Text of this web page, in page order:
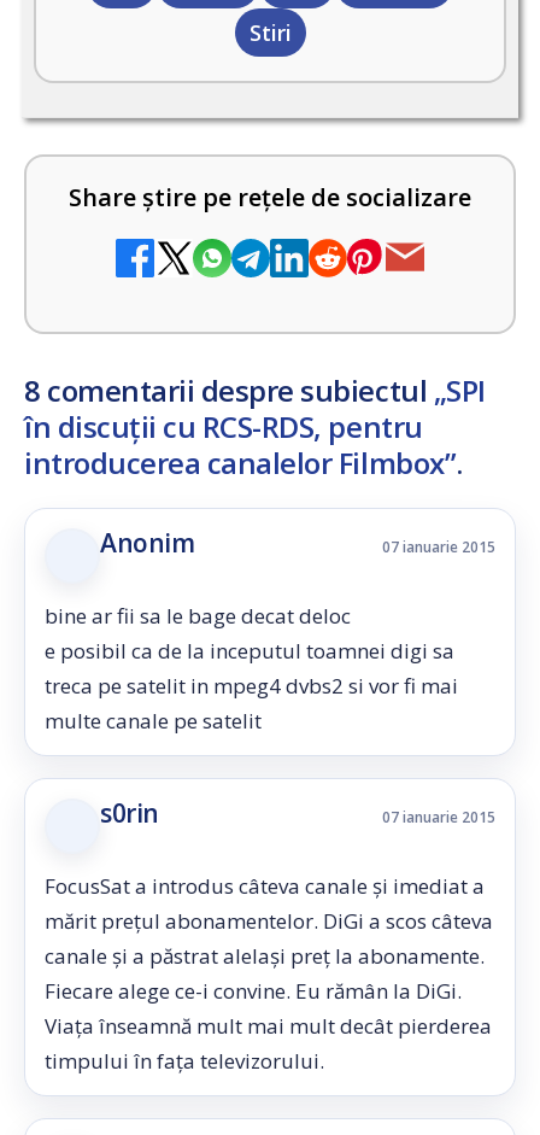
Stiri
Share știre pe rețele de socializare
8 comentarii despre subiectul „SPI
în discuții cu RCS-RDS, pentru
introducerea canalelor Filmbox”.
Anonim 07 ianuarie 2015
bine ar fii sa le bage decat deloc
e posibil ca de la inceputul toamnei digi sa
treca pe satelit in mpeg4 dvbs2 si vor fi mai
multe canale pe satelit
s0rin 07 ianuarie 2015
FocusSat a introdus câteva canale şi imediat a
mărit preţul abonamentelor. DiGi a scos câteva
canale şi a păstrat alelaşi preţ la abonamente.
Fiecare alege ce-i convine. Eu rămân la DiGi.
Viaţa înseamnă mult mai mult decât pierderea
timpului în faţa televizorului.